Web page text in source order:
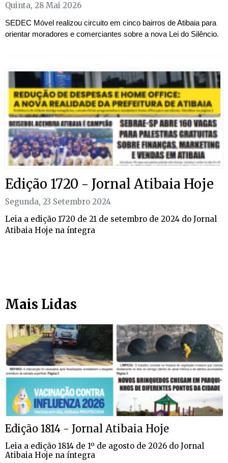
Quinta, 28 Mai 2026
SEDEC Móvel realizou circuito em cinco bairros de Atibaia para
orientar moradores e comerciantes sobre a nova Lei do Silêncio.
Edição 1720 - Jornal Atibaia Hoje
Segunda, 23 Setembro 2024
Leia a edição 1720 de 21 de setembro de 2024 do Jornal
Atibaia Hoje na íntegra
Mais Lidas
Edição 1814 - Jornal Atibaia Hoje
Leia a edição 1814 de 1º de agosto de 2026 do Jornal
Atibaia Hoje na íntegra